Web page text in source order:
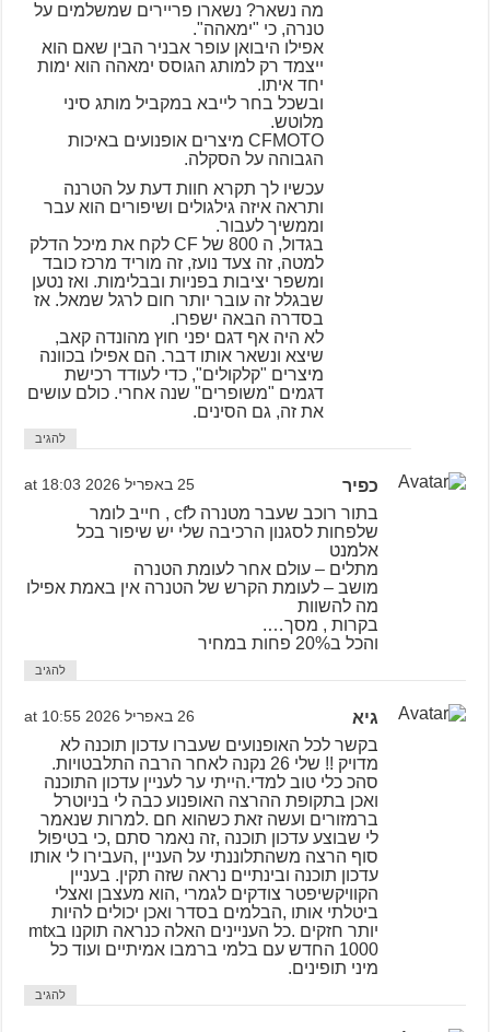
מה נשאר? נשארו פריירים שמשלמים על
טנרה, כי "ימאהה".
אפילו היבואן עופר אבניר הבין שאם הוא
ייצמד רק למותג הגוסס ימאהה הוא ימות
יחד איתו.
ובשכל בחר לייבא במקביל מותג סיני
מלוטש.
CFMOTO מיצרים אופנועים באיכות
הגבוהה על הסקלה.
עכשיו לך תקרא חוות דעת על הטרנה
ותראה איזה גילגולים ושיפורים הוא עבר
וממשיך לעבור.
בגדול, ה 800 של CF לקח את מיכל הדלק
למטה, זה צעד נועז, זה מוריד מרכז כובד
ומשפר יציבות בפניות ובבלימות. ואז נטען
שבגלל זה עובר יותר חום לרגל שמאל. אז
בסדרה הבאה ישפרו.
לא היה אף דגם יפני חוץ מהונדה קאב,
שיצא ונשאר אותו דבר. הם אפילו בכוונה
מיצרים "קלקולים", כדי לעודד רכישת
דגמים "משופרים" שנה אחרי. כולם עושים
את זה, גם הסינים.
להגיב
כפיר 25 באפריל 2026 at 18:03
בתור רוכב שעבר מטנרה לcf , חייב לומר
שלפחות לסגנון הרכיבה שלי יש שיפור בכל
אלמנט
מתלים – עולם אחר לעומת הטנרה
מושב – לעומת הקרש של הטנרה אין באמת אפילו
מה להשוות
בקרות , מסך….
והכל ב20% פחות במחיר
להגיב
גיא 26 באפריל 2026 at 10:55
בקשר לכל האופנועים שעברו עדכון תוכנה לא
מדויק !! שלי 26 נקנה לאחר הרבה התלבטויות.
סהכ כלי טוב למדי.הייתי ער לעניין עדכון התוכנה
ואכן בתקופת ההרצה האופנוע כבה לי בניוטרל
ברמזורים ועשה זאת כשהוא חם .למרות שנאמר
לי שבוצע עדכון תוכנה ,זה נאמר סתם ,כי בטיפול
סוף הרצה משהתלוננתי על העניין ,העבירו לי אותו
עדכון תוכנה ובינתיים נראה שזה תקין. בעניין
הקוויקשיפטר צודקים לגמרי ,הוא מעצבן ואצלי
ביטלתי אותו ,הבלמים בסדר ואכן יכולים להיות
יותר חזקים .כל העניינים האלה כנראה תוקנו בmtx
1000 החדש עם בלמי ברמבו אמיתיים ועוד כל
מיני תופינים.
להגיב